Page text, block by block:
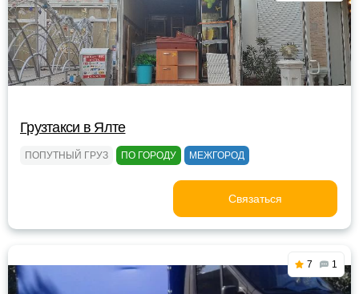
Грузтакси в Ялте
ПОПУТНЫЙ ГРУЗ ПО ГОРОДУ МЕЖГОРОД
Связаться
7 1